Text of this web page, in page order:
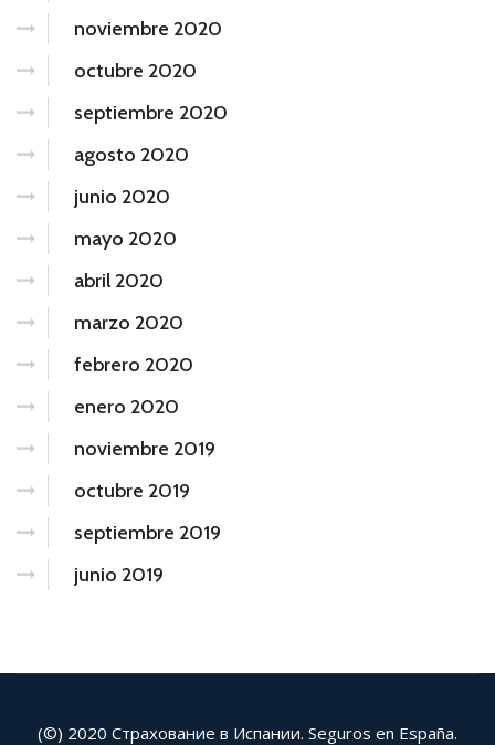
noviembre 2020
octubre 2020
septiembre 2020
agosto 2020
junio 2020
mayo 2020
abril 2020
marzo 2020
febrero 2020
enero 2020
noviembre 2019
octubre 2019
septiembre 2019
junio 2019
(©) 2020 Страхование в Испании. Seguros en España.